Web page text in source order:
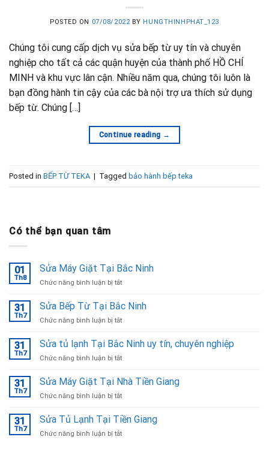
POSTED ON 07/08/2022 BY HUNGTHINHPHAT_123
Chúng tôi cung cấp dịch vụ sửa bếp từ uy tín và chuyên
nghiệp cho tất cả các quận huyện của thành phố HỒ CHÍ
MINH và khu vực lân cận. Nhiều năm qua, chúng tôi luôn là
bạn đồng hành tin cậy của các bà nội trợ ưa thích sử dụng
bếp từ. Chúng […]
Continue reading →
Posted in BẾP TỪ TEKA | Tagged bảo hành bếp teka
Có thể bạn quan tâm
01
Th8
Sửa Máy Giặt Tại Bắc Ninh
Chức năng bình luận bị tắtở
Máy
Tại
Ninh
31
Th7
Sửa Bếp Từ Tại Bắc Ninh
Chức năng bình luận bị tắtở
Bếp
Tại
Ninh
31
Th7
Sửa tủ lạnh Tại Bắc Ninh uy tín, chuyên nghiệp
Chức năng bình luận bị tắtở
tủ
Tại
Ninh
31
Th7
Sửa Máy Giặt Tại Nhà Tiền Giang
Chức năng bình luận bị tắtở
Máy
Giặt
Tại
31
Th7
Sửa Tủ Lạnh Tại Tiền Giang
Chức năng bình luận bị tắtở